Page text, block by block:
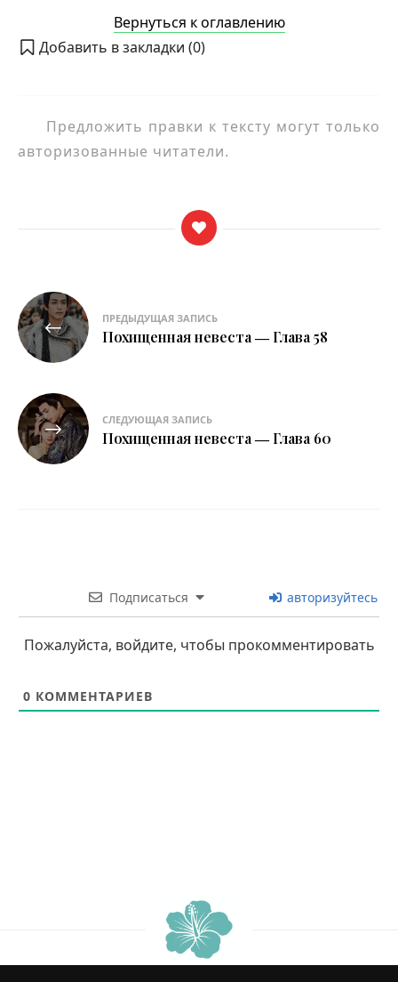
Вернуться к оглавлению
Добавить в закладки (0)
Предложить правки к тексту могут только
авторизованные читатели.
Навигация
по
записям
ПРЕДЫДУЩАЯ ЗАПИСЬ
Похищенная невеста ― Глава 58
СЛЕДУЮЩАЯ ЗАПИСЬ
Похищенная невеста ― Глава 60
Подписаться авторизуйтесь
Пожалуйста, войдите, чтобы прокомментировать
0 КОММЕНТАРИЕВ